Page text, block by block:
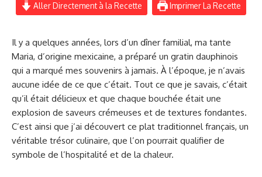
Aller Directement à la Recette Imprimer La Recette
Il y a quelques années, lors d’un dîner familial, ma tante
Maria, d’origine mexicaine, a préparé un gratin dauphinois
qui a marqué mes souvenirs à jamais. À l’époque, je n’avais
aucune idée de ce que c’était. Tout ce que je savais, c’était
qu’il était délicieux et que chaque bouchée était une
explosion de saveurs crémeuses et de textures fondantes.
C’est ainsi que j’ai découvert ce plat traditionnel français, un
véritable trésor culinaire, que l’on pourrait qualifier de
symbole de l’hospitalité et de la chaleur.